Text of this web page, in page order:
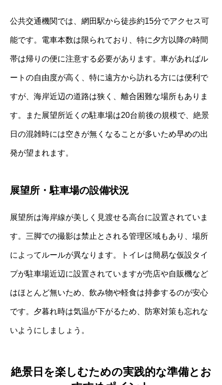
公共交通機関では、網田駅から徒歩約15分でアクセス可
能です。電車本数は限られており、特に夕方以降の時間
帯は帰りの便に注意する必要があります。車があればル
ートの自由度が高く、特に遠方から訪れる方には便利で
すが、海岸近辺の道路は狭く、離合困難な場所もありま
す。また展望所近くの駐車場は20台前後の規模で、絶景
日の混雑時には空きが無くなることが多いため早めの出
発が望まれます。
展望所・駐車場の設備状況
展望所は海岸線が美しく見渡せる高台に設置されていま
す。三脚での撮影は禁止とされる管理区域もあり、場所
によってルールが異なります。トイレは簡易な仮設タイ
プが駐車場近辺に設置されていますが売店や自販機など
はほとんど無いため、飲み物や軽食は持参するのが安心
です。夕暮れ時は気温が下がるため、防寒対策も忘れな
いようにしましょう。
絶景日を楽しむための実践的な準備とお